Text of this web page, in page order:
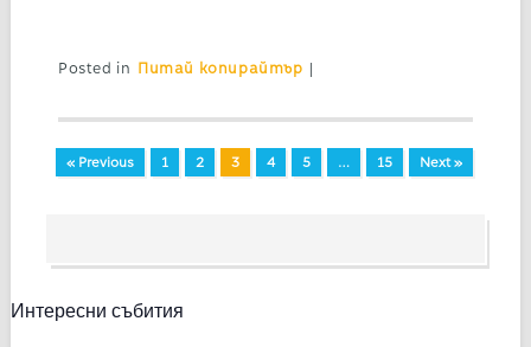
Posted in Питай копирайтър |
« Previous 1 2 3 4 5 … 15 Next »
Интересни събития